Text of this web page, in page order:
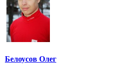
Белоусов Олег